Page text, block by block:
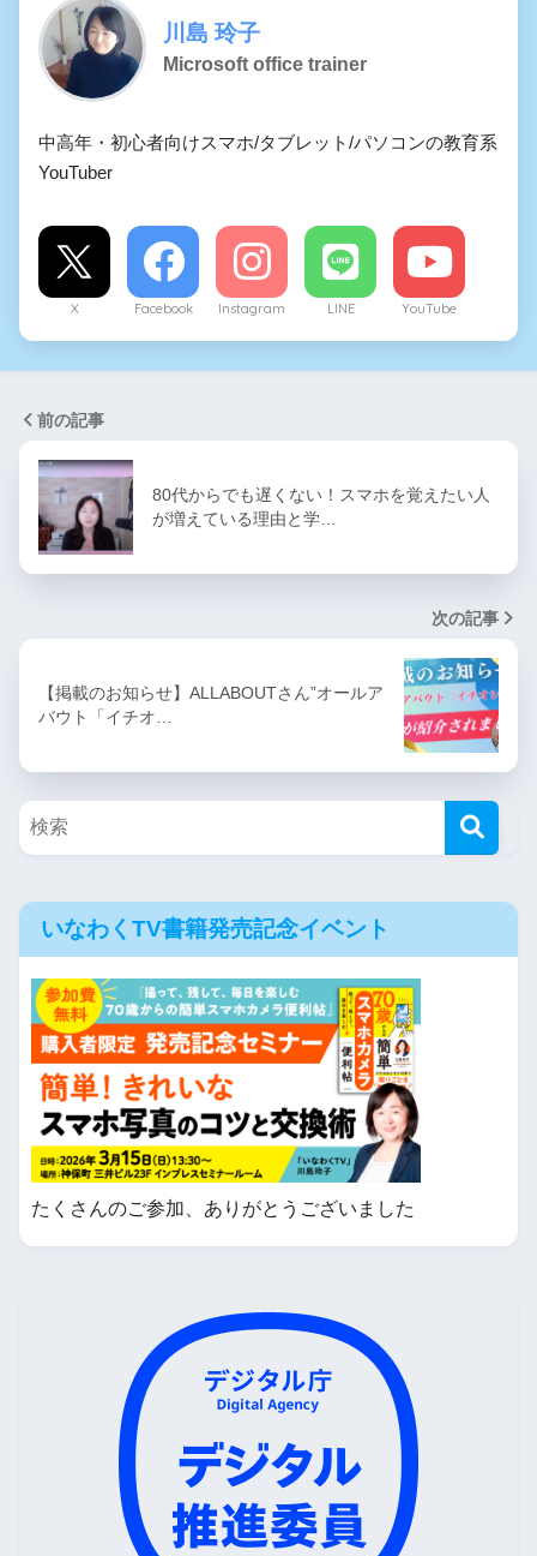
川島 玲子
Microsoft office trainer
中高年・初心者向けスマホ/タブレット/パソコンの教育系
YouTuber
X Facebook Instagram LINE YouTube
前の記事
80代からでも遅くない！スマホを覚えたい人
が増えている理由と学…
次の記事
【掲載のお知らせ】ALLABOUTさん”オールア
バウト「イチオ…
いなわくTV書籍発売記念イベント
たくさんのご参加、ありがとうございました